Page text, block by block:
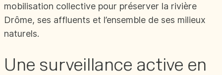
mobilisation collective pour préserver la rivière
Drôme, ses affluents et l’ensemble de ses milieux
naturels.
Une surveillance active en